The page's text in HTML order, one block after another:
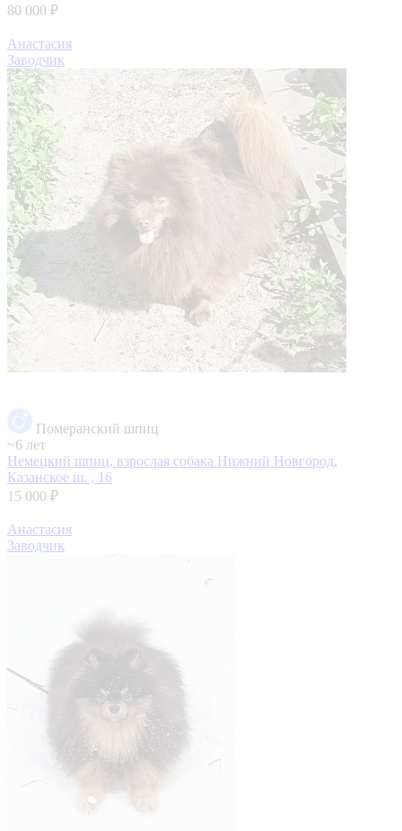
80 000 ₽
Анастасия
Заводчик
Померанский шпиц
~6 лет
Немецкий шпиц, взрослая собака Нижний Новгород,
Казанское ш. , 16
15 000 ₽
Анастасия
Заводчик